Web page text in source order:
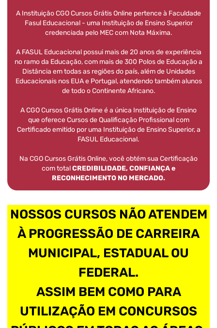
A Instituição CGO Cursos Grátis Online pertence à Faculdade
Fasul Educacional - uma Instituição de Ensino Superior
credenciada pelo MEC com Nota Máxima.
A FASUL Educacional possui mais de 20 anos de experiência
no ramo da Educação, com mais de 300 Polos de Educação a
Distância em todas as regiões do país, além de Unidades
Educacionais nos EUA e Portugal, atendendo também alunos
de todo o Continente Africano.
A CGO Cursos Grátis Online é a única Instituição de Ensino
que oferece Cursos de Qualificação Profissional com
Certificado emitido por uma Instituição de Ensino Superior, a
FASUL Educacional.
Na CGO Cursos Grátis Online, você obtém sua Certificação
com totalCREDIBILIDADE, CONFIANÇA e
RECONHECIMENTO NO MERCADO.
NOSSOS CURSOS NÃO ATENDEM
À PROGRESSÃO DE CARREIRA
MUNICIPAL, ESTADUAL OU
FEDERAL.
ASSIM BEM COMO PARA
UTILIZAÇÃO EM CONCURSOS